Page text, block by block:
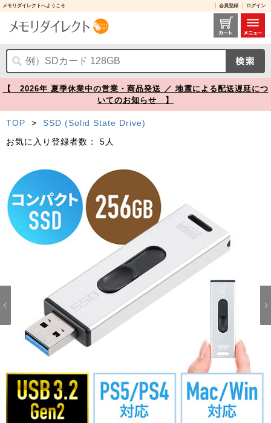
メモリダイレクトへようこそ 会員登録 ログイン
スティック型SSD 256GB USB3.2 Gen2 USB A スライド式コネクタ シルバー テレビ録画 ゲーム機 PS5/PS4対応【メモリダイレクト】
【 2026年 夏季休業中の営業・商品発送 ／ 地震による配送遅延につ
いてのお知らせ 】
TOP >
SSD (Solid State Drive)
お気に入り登録者数：
5人